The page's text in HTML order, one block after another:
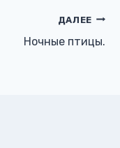
ДАЛЕЕ
Ночные птицы.